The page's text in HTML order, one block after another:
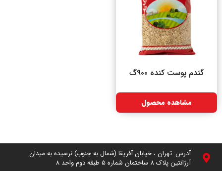
گندم پوست کنده ۹۰۰گ
مشاهده محصول
آدرس: تهران ، خیابان آفریقا (شمال به جنوب) نرسیده به میدان
آرژانتین پلاک 8 ساختمان شماره 5 طبقه دوم واحد 8